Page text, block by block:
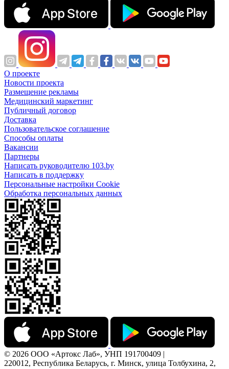
О проекте
Новости проекта
Размещение рекламы
Медицинский маркетинг
Публичный договор
Доставка
Пользовательское соглашение
Способы оплаты
Вакансии
Партнеры
Написать руководителю 103.by
Написать в поддержку
Персональные настройки Cookie
Обработка персональных данных
© 2026 ООО «Артокс Лаб», УНП 191700409 |
220012, Республика Беларусь, г. Минск, улица Толбухина, 2,